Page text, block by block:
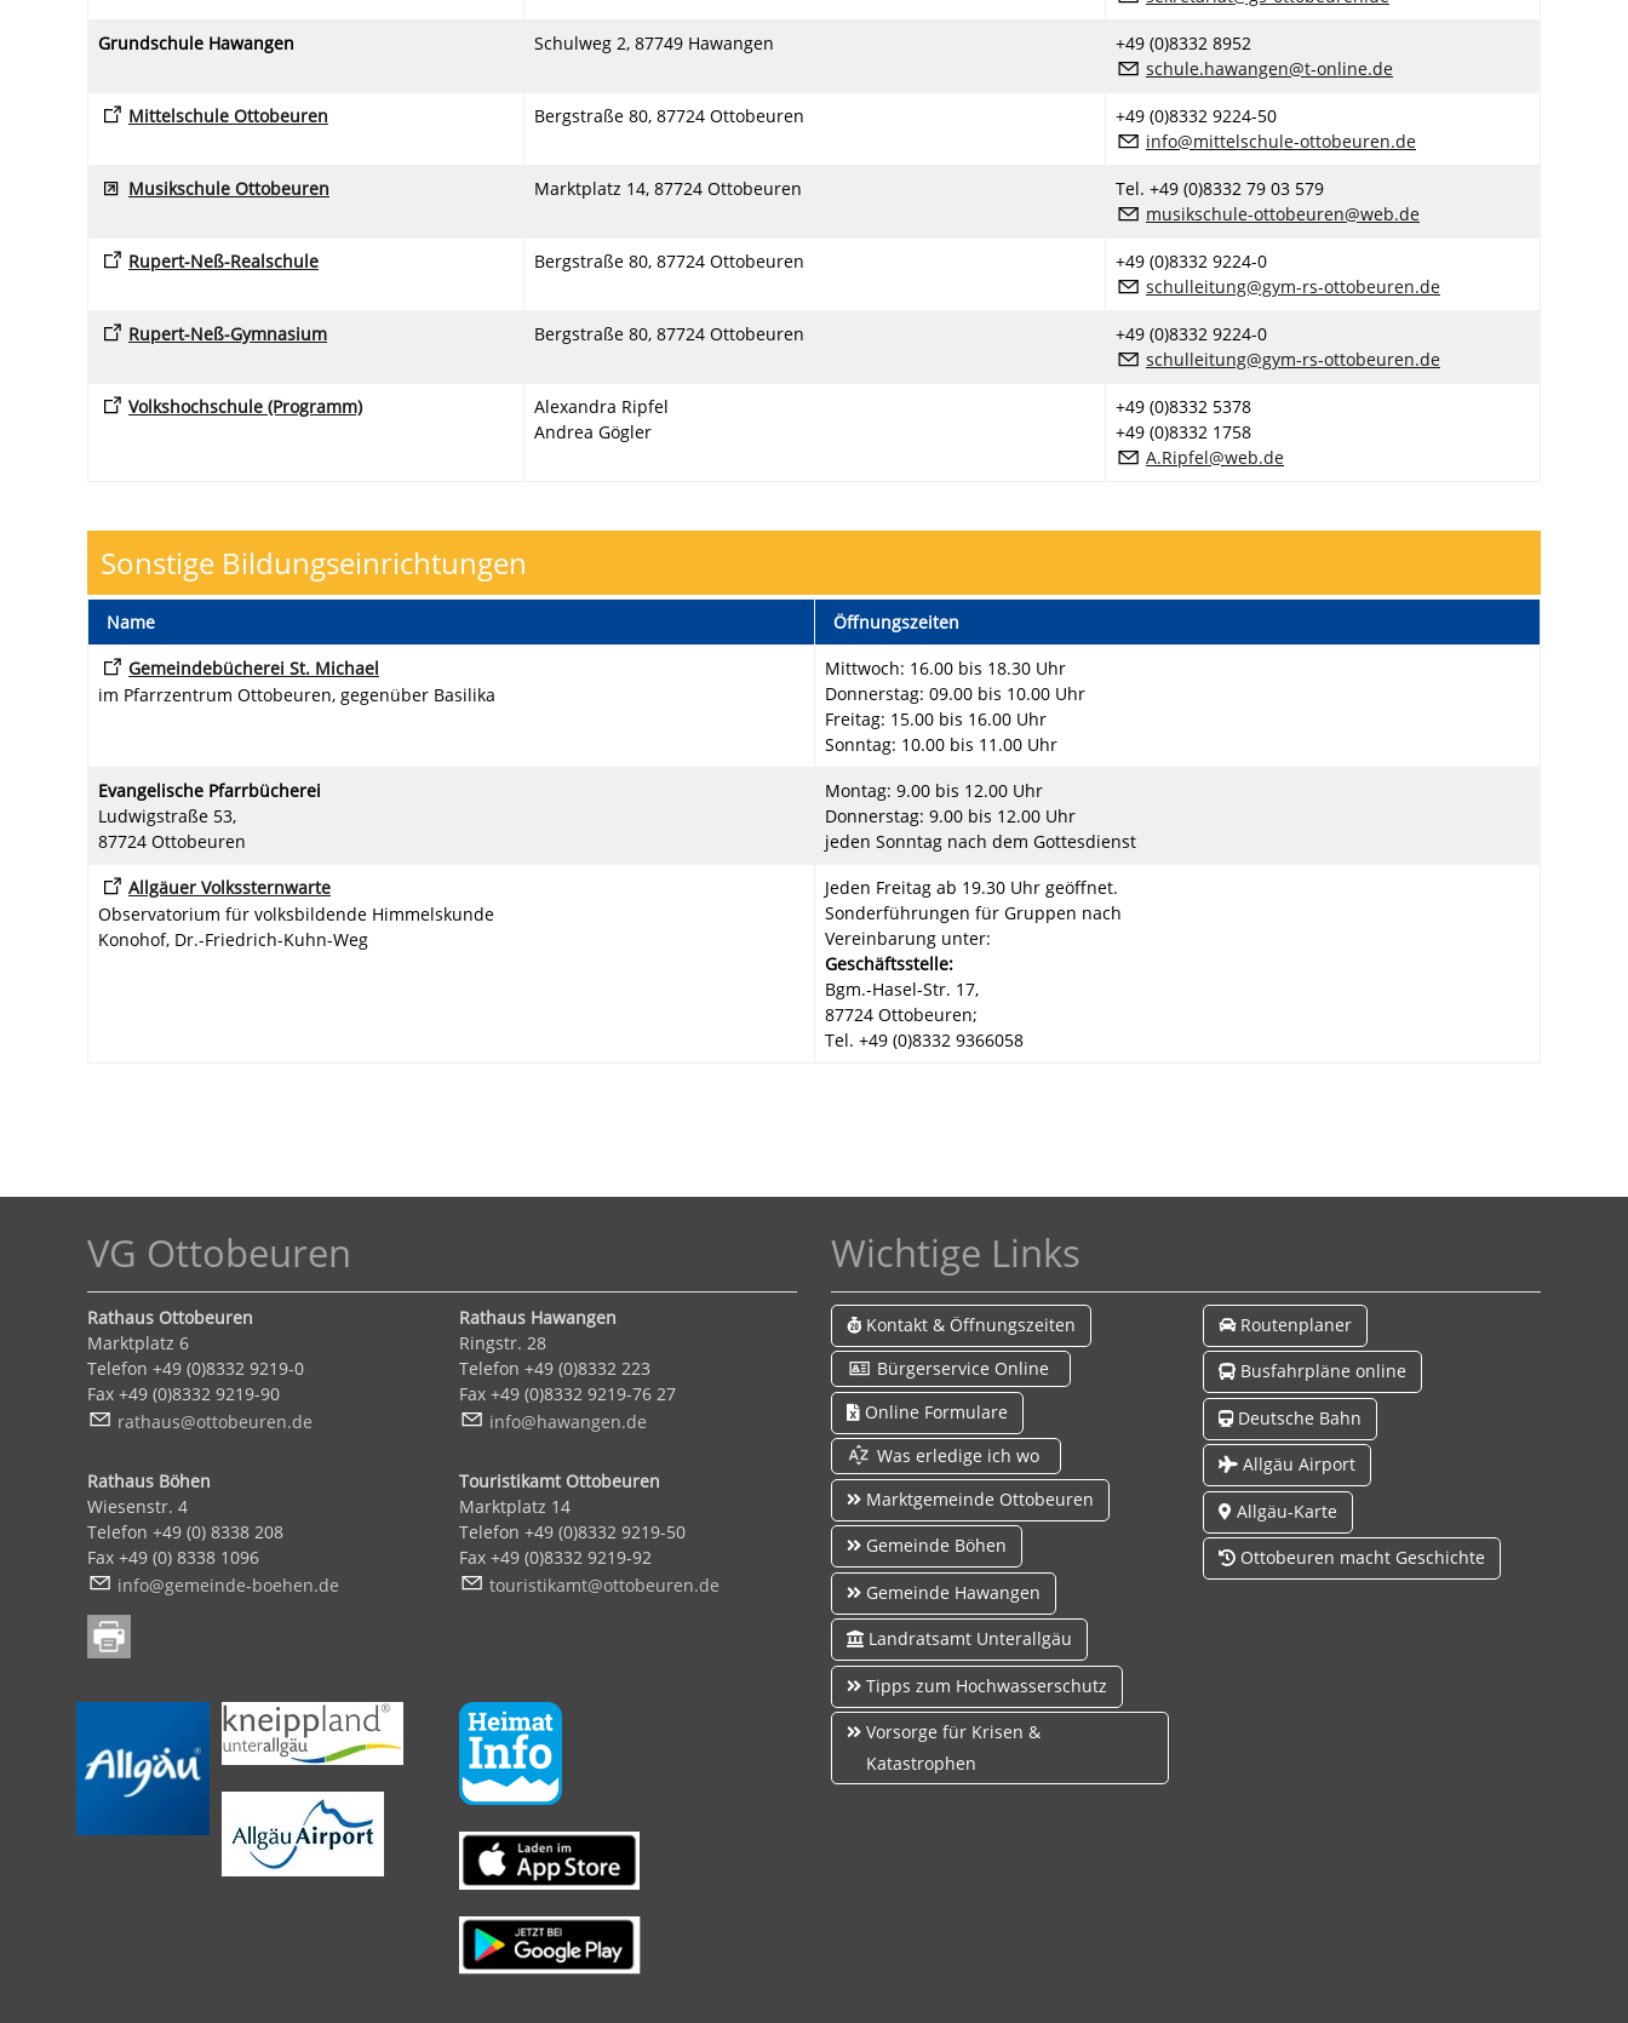
Grundschule Hawangen Schulweg 2, 87749 Hawangen
+49 (0)8332 8952
schule.hawangen@t-online.de
Mittelschule Ottobeuren Bergstraße 80, 87724 Ottobeuren
+49 (0)8332 9224-50
nf
m tt lsch l - tt b r n d
Musikschule Ottobeuren Marktplatz 14, 87724 Ottobeuren
Tel. +49 (0)8332 79 03 579
musikschule-ottobeuren@web.de
Rupert-Neß-Realschule Bergstraße 80, 87724 Ottobeuren
+49 (0)8332 9224-0
schulleitung@gym-rs-ottobeuren.de
Rupert-Neß-Gymnasium Bergstraße 80, 87724 Ottobeuren
+49 (0)8332 9224-0
schulleitung@gym-rs-ottobeuren.de
Volkshochschule (Programm)
Alexandra Ripfel
Andrea Gögler
+49 (0)8332 5378
+49 (0)8332 1758
A R pf l w b d
Sonstige Bildungseinrichtungen
Name
Öffnungszeiten
Gemeindebücherei St. Michael
im Pfarrzentrum Ottobeuren, gegenüber Basilika
Mittwoch: 16.00 bis 18.30 Uhr
Donnerstag: 09.00 bis 10.00 Uhr
Freitag: 15.00 bis 16.00 Uhr
Sonntag: 10.00 bis 11.00 Uhr
Evangelische Pfarrbücherei
Ludwigstraße 53,
87724 Ottobeuren
Montag: 9.00 bis 12.00 Uhr
Donnerstag: 9.00 bis 12.00 Uhr
jeden Sonntag nach dem Gottesdienst
Allgäuer Volkssternwarte
Observatorium für volksbildende Himmelskunde
Konohof, Dr.-Friedrich-Kuhn-Weg
Jeden Freitag ab 19.30 Uhr geöffnet.
Sonderführungen für Gruppen nach
Vereinbarung unter:
Geschäftsstelle:
Bgm.-Hasel-Str. 17,
87724 Ottobeuren;
Tel. +49 (0)8332 9366058
VG Ottobeuren
Rathaus Ottobeuren
Marktplatz 6
Telefon +49 (0)8332 9219-0
Fax +49 (0)8332 9219-90
r th s tt b r n d
Rathaus Böhen
Wiesenstr. 4
Telefon +49 (0) 8338 208
Fax +49 (0) 8338 1096
nf
g m nd -b h n d
Rathaus Hawangen
Ringstr. 28
Telefon +49 (0)8332 223
Fax +49 (0)8332 9219-76 27
nf
h w ng n d
Touristikamt Ottobeuren
Marktplatz 14
Telefon +49 (0)8332 9219-50
Fax +49 (0)8332 9219-92
t
r st k mt tt b r n d
Wichtige Links
Kontakt & Öffnungszeiten
Bürgerservice Online
Online Formulare
Was erledige ich wo
Marktgemeinde Ottobeuren
Gemeinde Böhen
Gemeinde Hawangen
Landratsamt Unterallgäu
Tipps zum Hochwasserschutz
Vorsorge für Krisen &
Katastrophen
Routenplaner
Busfahrpläne online
Deutsche Bahn
Allgäu Airport
Allgäu-Karte
Ottobeuren macht Geschichte